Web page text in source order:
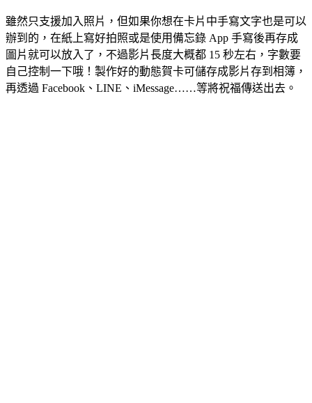
雖然只支援加入照片，但如果你想在卡片中手寫文字也是可以
辦到的，在紙上寫好拍照或是使用備忘錄 App 手寫後再存成
圖片就可以放入了，不過影片長度大概都 15 秒左右，字數要
自己控制一下哦！製作好的動態賀卡可儲存成影片存到相簿，
再透過 Facebook、LINE、iMessage……等將祝福傳送出去。